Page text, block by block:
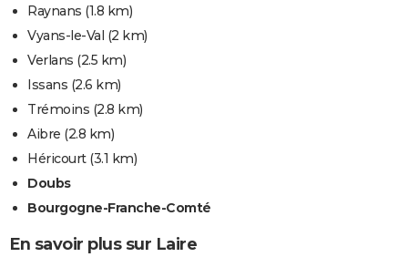
Raynans (1.8 km)
Vyans-le-Val (2 km)
Verlans (2.5 km)
Issans (2.6 km)
Trémoins (2.8 km)
Aibre (2.8 km)
Héricourt(3.1 km)
Doubs
Bourgogne-Franche-Comté
En savoir plus sur Laire